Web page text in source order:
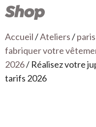
Accueil/Ateliers/paris
fabriquer votre
2026/ Réalisez votre
tarifs 2026